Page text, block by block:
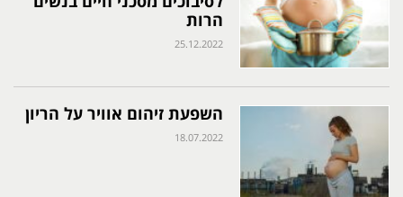
הרות
25.12.2022
השפעת זיהום אוויר על הריון
18.07.2022